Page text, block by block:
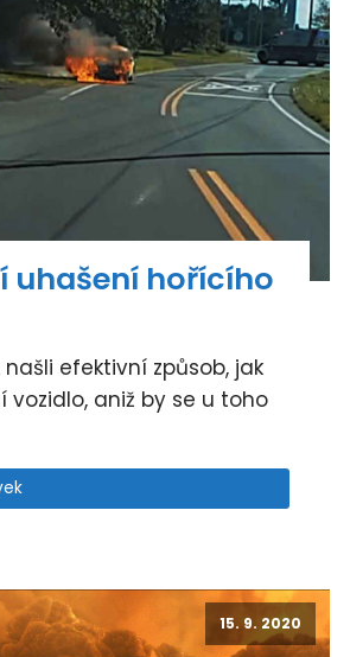
uhašení hořícího
našli efektivní způsob, jak
vozidlo, aniž by se u toho
15. 9. 2020